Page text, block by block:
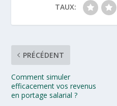
TAUX:
PRÉCÉDENT
Comment simuler
efficacement vos revenus
en portage salarial ?